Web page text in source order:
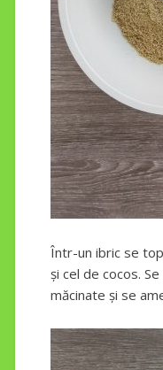
Într-un ibric se
și cel de cocos.
măcinate și se